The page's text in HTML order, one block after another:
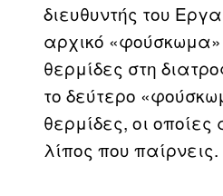
διευθυντής του
αρχικό «φούσκωμα»
θερμίδες στη
το δεύτερο
θερμίδες, οι
λίπος που παίρνεις.